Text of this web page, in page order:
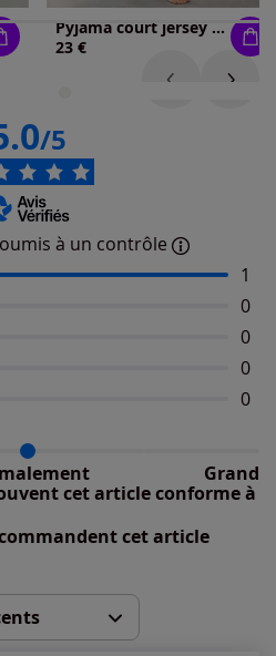
Pyjama court jersey fin
23 €
/5
à un contrôle
1
0
0
0
0
Grand
les avis clients
100%
cet article conforme à
cet article